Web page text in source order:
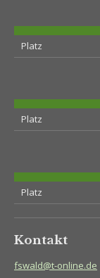
Platz
Platz
Platz
Kontakt
fswald@t-online.de